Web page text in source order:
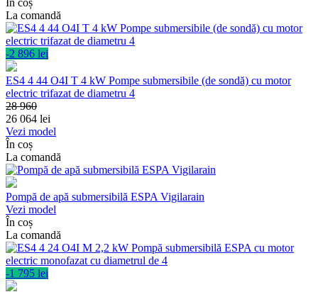
La comandă
-2 896 lei
ES4 4 44 O4I T 4 kW Pompe submersibile (de sondă) cu motor
electric trifazat de diametru 4
28 960
26 064 lei
Vezi model
În coș
La comandă
Pompă de apă submersibilă ESPA Vigilarain
Vezi model
În coș
La comandă
-1 795 lei